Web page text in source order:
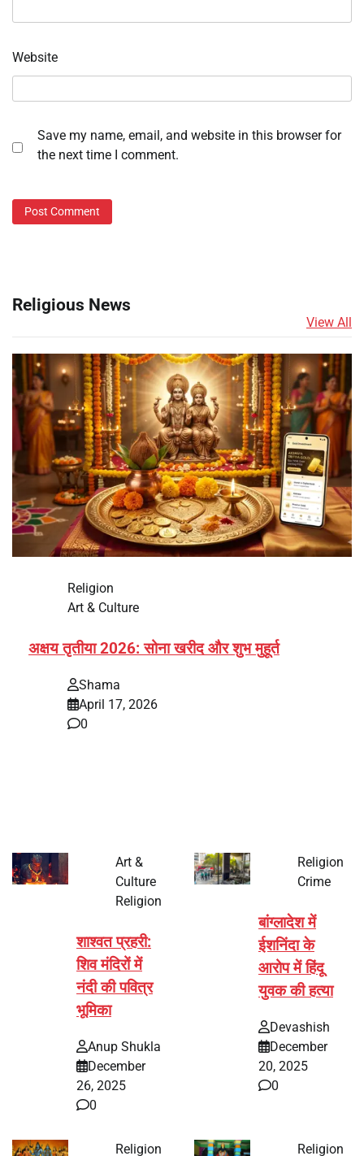
Website
Save my name, email, and website in this browser for
the next time I comment.
Religious News
View All
Religion
Art & Culture
अक्षय तृतीया 2026: सोना खरीद और शुभ मुहूर्त
Shama
April 17, 2026
0
Art &
Culture
Religion
शाश्वत प्रहरी:
शिव मंदिरों में
नंदी की पवित्र
भूमिका
Anup Shukla
December
26, 2025
0
Religion
Crime
बांग्लादेश में
ईशनिंदा के
आरोप में हिंदू
युवक की हत्या
Devashish
December
20, 2025
0
Religion
Religion